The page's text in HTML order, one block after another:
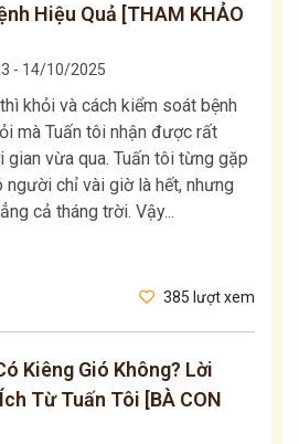
Hiệu Quả [THAM KHẢO
- 14/10/2025
khỏi và cách kiểm soát bệnh
mà Tuấn tôi nhận được rất
gian vừa qua. Tuấn tôi từng gặp
người chỉ vài giờ là hết, nhưng
cả tháng trời. Vậy...
385 lượt xem
Kiêng Gió Không? Lời
Từ Tuấn Tôi [BÀ CON